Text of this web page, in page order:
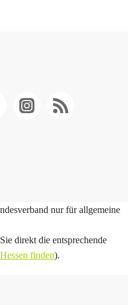
nur für allgemeine
direkt die entsprechende
finden).